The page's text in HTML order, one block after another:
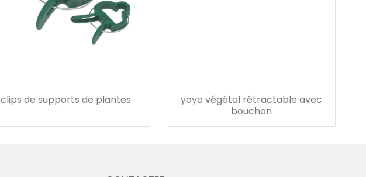
clips de supports de plantes
yoyo végétal rétractable avec
bouchon